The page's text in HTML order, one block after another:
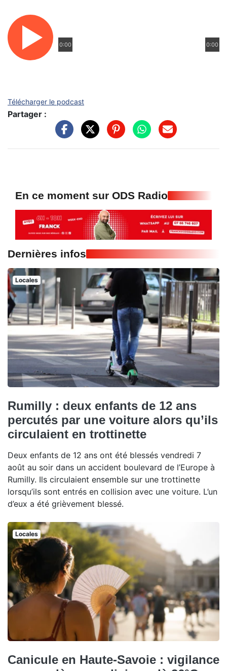
0:00 0:00
Télécharger le podcast
Partager :
En ce moment sur ODS Radio
Dernières infos
Locales
Rumilly : deux enfants de 12 ans
percutés par une voiture alors qu’ils
circulaient en trottinette
Deux enfants de 12 ans ont été blessés vendredi 7
août au soir dans un accident boulevard de l’Europe à
Rumilly. Ils circulaient ensemble sur une trottinette
lorsqu’ils sont entrés en collision avec une voiture. L’un
d’eux a été grièvement blessé.
Locales
Canicule en Haute-Savoie : vigilance